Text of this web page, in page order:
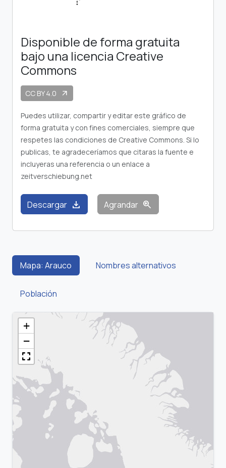
Disponible de forma gratuita
bajo una licencia Creative
Commons
CC BY 4.0 arrow_outward
Puedes utilizar, compartir y editar este gráfico de
forma gratuita y con fines comerciales, siempre que
respetes las condiciones de Creative Commons. Si lo
publicas, te agradeceríamos que citaras la fuente e
incluyeras una referencia o un enlace a
zeitverschiebung.net
Descargar download Agrandar zoom_in
Mapa: Arauco Nombres alternativos
Población
+
−